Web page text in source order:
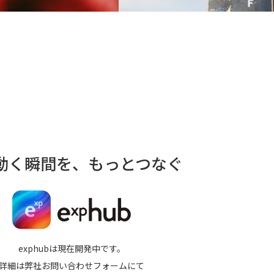
く瞬間を、もっとつなぐ
exphubは現在開発中です。
細は弊社お問い合わせフォームにて